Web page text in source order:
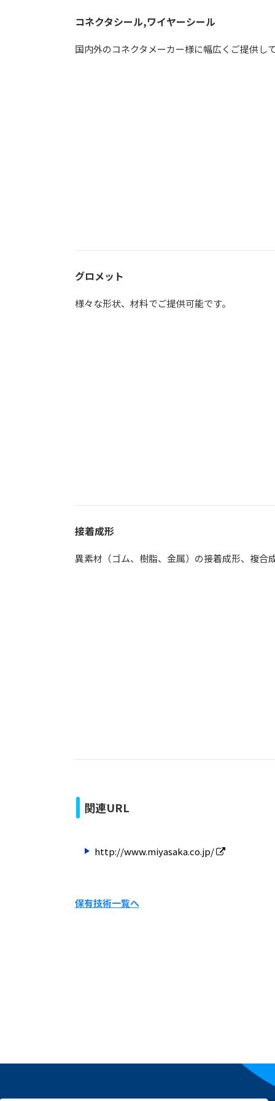
コネクタシール,ワイヤーシール
国内外のコネクタメーカー様に幅広くご提供し
グロメット
様々な形状、材料でご提供可能です。
接着成形
異素材（ゴム、樹脂、金属）の接着成形、複合
関連URL
http://www.miyasaka.co.jp/
保有技術一覧へ